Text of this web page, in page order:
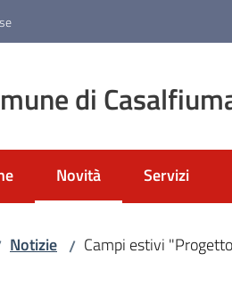
di
Novità
Menu selezionato
Servizi
Notizie / Campi estivi